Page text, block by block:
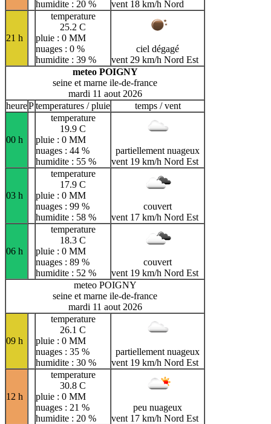
humidite : 20 %
vent 18 km/h Nord
21 h
temperature
25.2 C
pluie : 0 MM
nuages : 0 %
humidite : 39 %
ciel dégagé
vent 29 km/h Nord Est
meteo POIGNY
seine et marne ile-de-france
mardi 11 aout 2026
heurePtemperatures / pluie temps / vent
00 h
temperature
19.9 C
pluie : 0 MM
nuages : 44 %
humidite : 55 %
partiellement nuageux
vent 19 km/h Nord Est
03 h
temperature
17.9 C
pluie : 0 MM
nuages : 99 %
humidite : 58 %
couvert
vent 17 km/h Nord Est
06 h
temperature
18.3 C
pluie : 0 MM
nuages : 89 %
humidite : 52 %
couvert
vent 19 km/h Nord Est
meteo POIGNY
seine et marne ile-de-france
mardi 11 aout 2026
09 h
temperature
26.1 C
pluie : 0 MM
nuages : 35 %
humidite : 30 %
partiellement nuageux
vent 19 km/h Nord Est
12 h
temperature
30.8 C
pluie : 0 MM
nuages : 21 %
humidite : 20 %
peu nuageux
vent 17 km/h Nord Est